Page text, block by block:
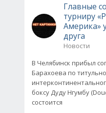
Главные
турниру
Америка»
друга
Новости
В Челябинск прибыл
Барахоева по
боксу Дуду Нгумбу
состоится